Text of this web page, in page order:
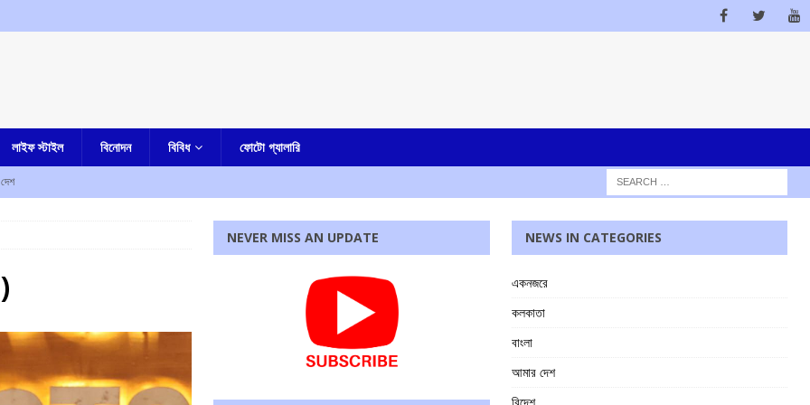
লাইফ স্টাইল বিনোদন বিবিধ ফোটো গ্যালারি
মৃত্যু
নিহত ৫, আহত এক
এক নজরে
NEVER MISS AN UPDATE NEWS IN CATEGORIES
একনজরে
কলকাতা
বাংলা
আমার দেশ